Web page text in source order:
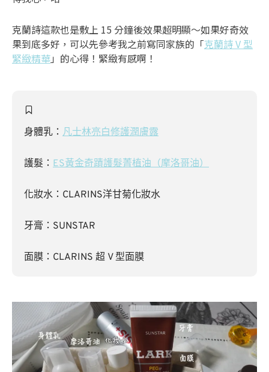
克蘭詩這款也是敷上 15 分鐘後效果超明顯～如果好奇效
果到底多好，可以先參考我之前寫同家族的「克蘭詩 V 型
緊緻精華」的心得！緊緻有感啊！
身體乳： 凡士林亮白修護潤膚露
護髮： ES黃金奇蹟護髮菁植油（摩洛哥油）
化妝水：CLARINS洋甘菊化妝水
牙膏：SUNSTAR
面膜：CLARINS 超 V 型面膜